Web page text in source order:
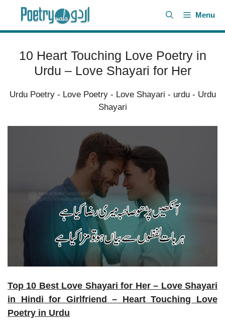
content
Menu
10 Heart Touching Love Poetry in
Urdu – Love Shayari for Her
Urdu Poetry- Love Poetry- Love Shayari - urdu- Urdu
Shayari
Top 10 Best Love Shayari for Her – Love Shayari
in Hindi for Girlfriend – Heart Touching Love
Poetry in Urdu